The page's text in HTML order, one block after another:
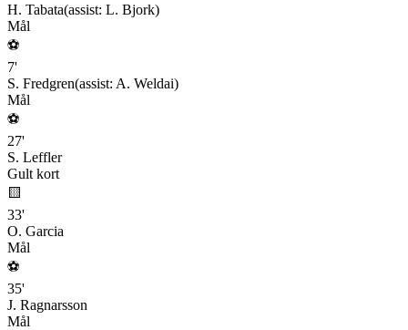
H. Tabata(assist: L. Bjork)
Mål
⚽
7'
S. Fredgren(assist: A. Weldai)
Mål
⚽
27'
S. Leffler
Gult kort
🟨
33'
O. Garcia
Mål
⚽
35'
J. Ragnarsson
Mål